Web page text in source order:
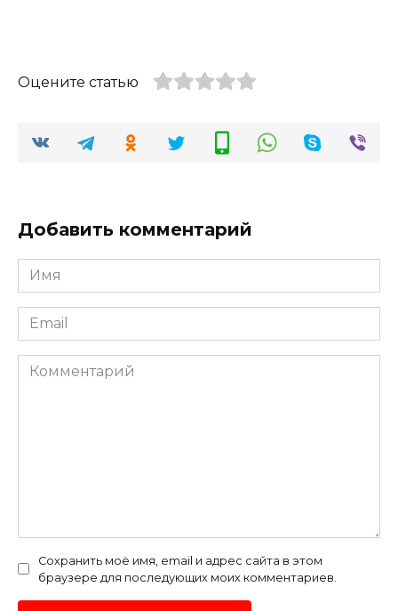
Оцените статью
Добавить комментарий
Имя
*
Email
*
Комментарий
Сохранить моё имя, email и адрес сайта в этом
браузере для последующих моих комментариев.